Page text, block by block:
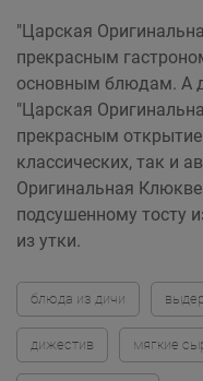
"Царская
прекрасным
основным блюдам. А
"Царская
прекрасным
классических, так и
Оригинальная
подсушенному тосту
из утки.
блюда из дичи
дижестив мягкие